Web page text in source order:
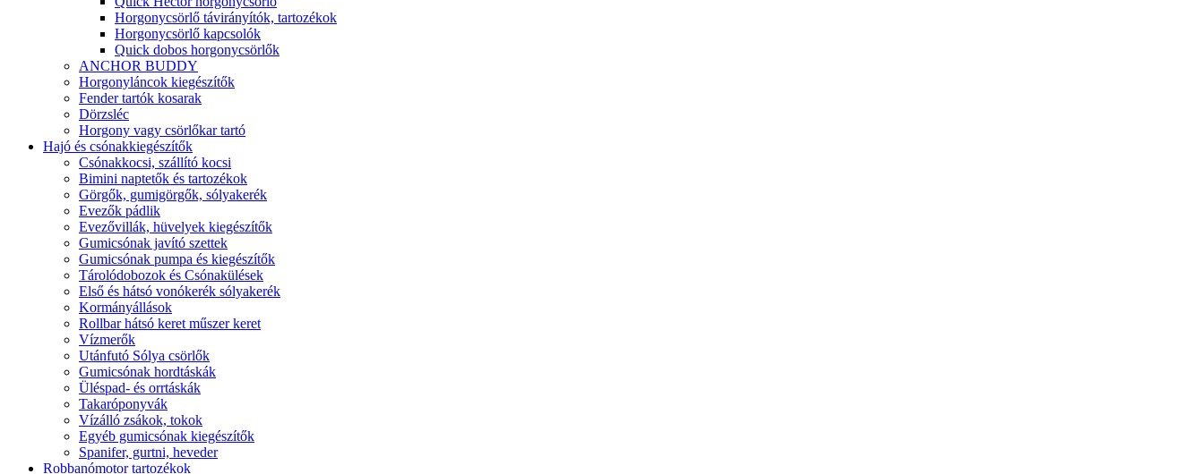
Horgonycsörlő távirányítók, tartozékok
Horgonycsörlő kapcsolók
Quick dobos horgonycsörlők
ANCHOR BUDDY
Horgonyláncok kiegészítők
Fender tartók kosarak
Dörzsléc
Horgony vagy csörlőkar tartó
Hajó és csónakkiegészítők
Csónakkocsi, szállító kocsi
Bimini naptetők és tartozékok
Görgők, gumigörgők, sólyakerék
Evezők pádlik
Evezővillák, hüvelyek kiegészítők
Gumicsónak javító szettek
Gumicsónak pumpa és kiegészítők
Tárolódobozok és Csónakülések
Első és hátsó vonókerék sólyakerék
Kormányállások
Rollbar hátsó keret műszer keret
Vízmerők
Utánfutó Sólya csörlők
Gumicsónak hordtáskák
Üléspad- és orrtáskák
Takaróponyvák
Vízálló zsákok, tokok
Egyéb gumicsónak kiegészítők
Spanifer, gurtni, heveder
Robbanómotor tartozékok